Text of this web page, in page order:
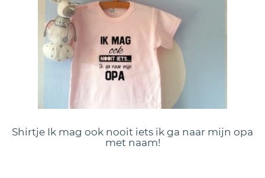
Shirtje Ik mag ook nooit iets ik ga naar mijn opa
met naam!